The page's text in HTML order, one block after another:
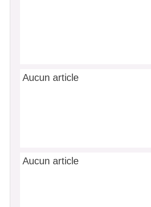
Aucun article
Aucun article